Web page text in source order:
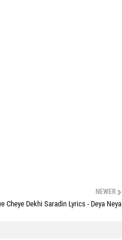
NEWER
Cheye Dekhi Saradin Lyrics - Deya Neya